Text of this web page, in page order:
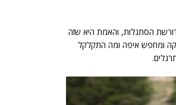
הסתגלות, והאמת היא שזה
ומחפש איפה ומה התקלקל